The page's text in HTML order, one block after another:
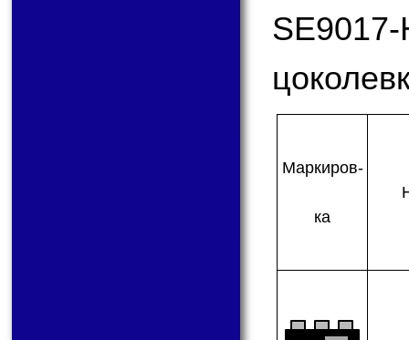
Мар­ки­ров­
ка